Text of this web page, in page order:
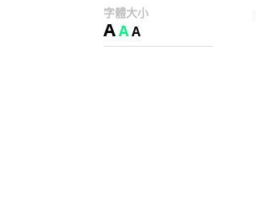
字體大小
AAA